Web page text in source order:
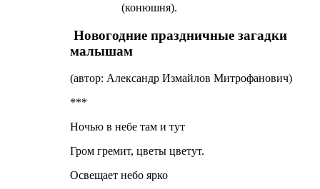
(конюшня).
Новогодние праздничные загадки
малышам
(автор: Александр Измайлов Митрофанович)
***
Ночью в небе там и тут
Гром гремит, цветы цветут.
Освещает небо ярко